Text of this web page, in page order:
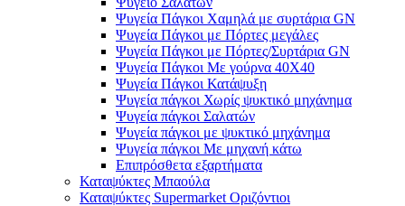
Ψυγεία Πάγκοι Χαμηλά με συρτάρια GN
Ψυγεία Πάγκοι με Πόρτες μεγάλες
Ψυγεία Πάγκοι με Πόρτες/Συρτάρια GN
Ψυγεία Πάγκοι Με γούρνα 40Χ40
Ψυγεία Πάγκοι Κατάψυξη
Ψυγεία πάγκοι Χωρίς ψυκτικό μηχάνημα
Ψυγεία πάγκοι Σαλατών
Ψυγεία πάγκοι με ψυκτικό μηχάνημα
Ψυγεία πάγκοι Με μηχανή κάτω
Επιπρόσθετα εξαρτήματα
Καταψύκτες Μπαούλα
Καταψύκτες Supermarket Οριζόντιοι